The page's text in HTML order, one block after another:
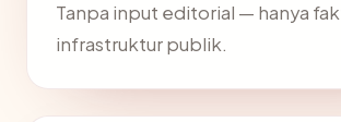
Tanpa input editorial — hanya
infrastruktur publik.